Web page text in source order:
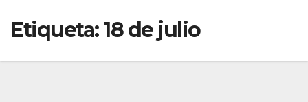
Etiqueta:18 de julio